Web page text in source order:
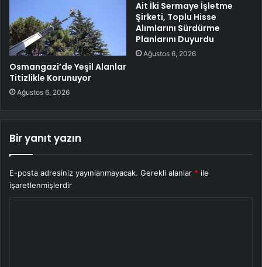
Osmangazi’de Yeşil Alanlar
Titizlikle Korunuyor
Ağustos 6, 2026
Ait İki Sermaye İşletme
Şirketi, Toplu Hisse
Alımlarını Sürdürme
Planlarını Duyurdu
Ağustos 6, 2026
Bir yanıt yazın
E-posta adresiniz yayınlanmayacak. Gerekli alanlar * ile
işaretlenmişlerdir